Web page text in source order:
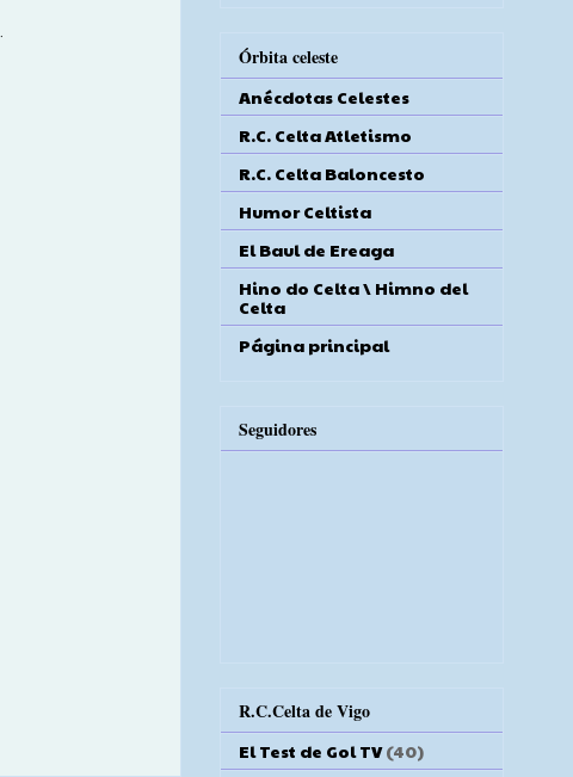
Órbita celeste
Anécdotas Celestes
R.C. Celta Atletismo
R.C. Celta Baloncesto
Humor Celtista
El Baul de Ereaga
Hino do Celta \ Himno del
Celta
Página principal
Seguidores
R.C.Celta de Vigo
El Test de Gol TV (40)